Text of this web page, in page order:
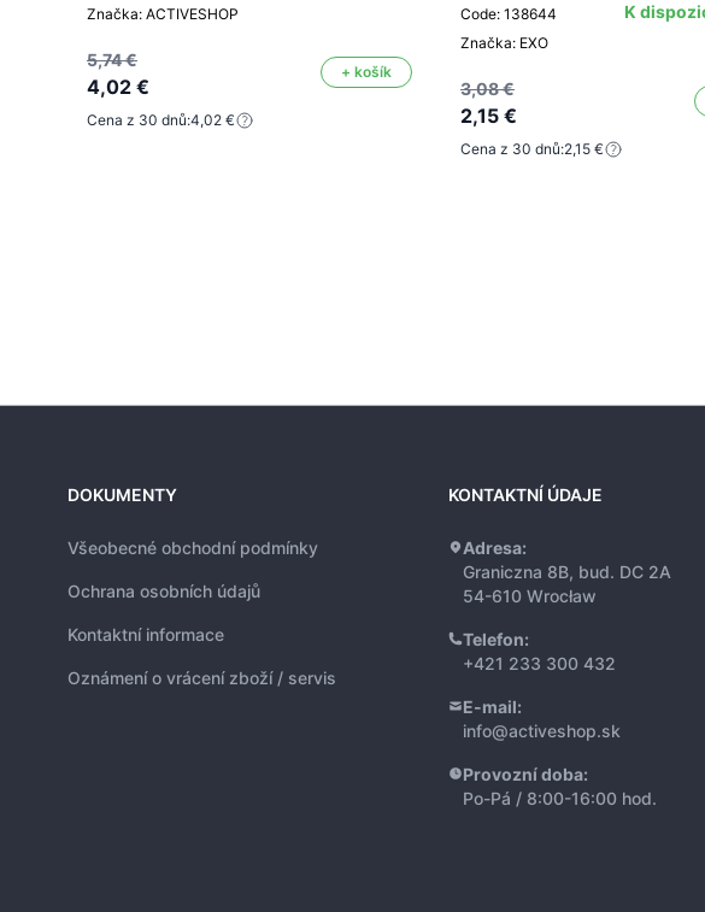
Značka: ACTIVESHOP
5,74 €
4,02 €
+ košík
Cena z 30 dnů:4,02 €
Code: 138644
Značka: EXO
K
3,08 €
2,15 €
Cena z 30 dnů:2,15 €
DOKUMENTY
Všeobecné obchodní podmínky
Ochrana osobních údajů
Kontaktní informace
Oznámení o vrácení zboží / servis
KONTAKTNÍ ÚDAJE
Adresa:
Graniczna 8B, bud. DC 2A
54-610 Wrocław
Telefon:
+421 233 300 432
E-mail:
info@activeshop.sk
Provozní doba:
Po-Pá / 8:00-16:00 hod.